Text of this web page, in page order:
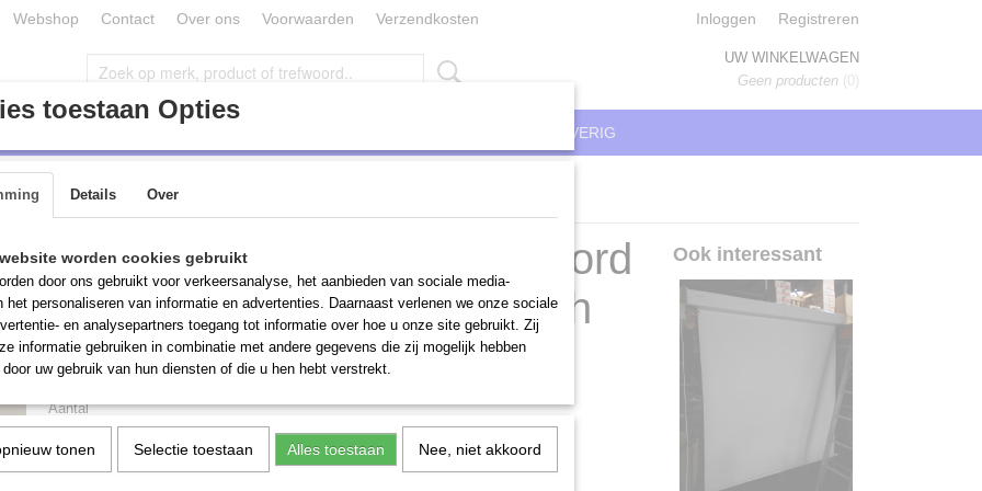
Webshop Contact Over ons Voorwaarden Verzendkosten Inloggen Registreren
UW WINKELWAGEN
Geen producten (0)
OVERIG
afm bord 70/75 x 100 cm, magnetisch
Flipover, div merken, afm bord
70/75 x 100 cm, magnetisch
€ 60,00 (inclusief btw 21%)
Aantal
Ook interessant
toestaan Opties
Details Over
worden cookies gebruikt
door ons gebruikt voor verkeersanalyse, het aanbieden van sociale media-
het personaliseren van informatie en advertenties. Daarnaast verlenen we onze sociale
en analysepartners toegang tot informatie over hoe u onze site gebruikt. Zij
informatie gebruiken in combinatie met andere gegevens die zij mogelijk hebben
uw gebruik van hun diensten of die u hen hebt verstrekt.
tonen Selectie toestaan Alles toestaan Nee, niet akkoord